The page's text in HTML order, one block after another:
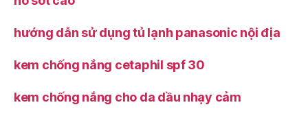
hướng dẫn sử dụng tủ lạnh panasonic nội địa
kem chống nắng cetaphil spf 30
kem chống nắng cho da dầu nhạy cảm